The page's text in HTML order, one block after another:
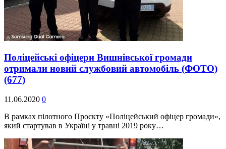
Поліцейські офіцери Вишнівської громади
отримали новий службовий автомобіль (ФОТО)
(677)
11.06.2020 0
В рамках пілотного Проєкту «Поліцейський офіцер громади»,
який стартував в Україні у травні 2019 року…